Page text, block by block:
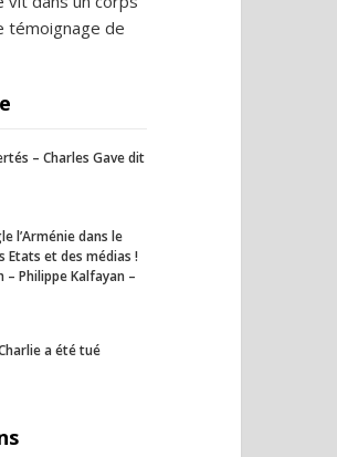
témoignage de
– Charles Gave dit
l’Arménie dans le
Etats et des médias !
– Philippe Kalfayan –
a été tué